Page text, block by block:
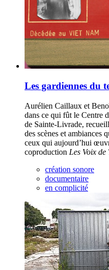
Les gardiennes du
Aurélien Caillaux et
dans ce qui fût le Centre
de Sainte-Livrade,
des scènes et ambiances
ceux qui aujourd’hui
coproduction Les Voix de
création sonore
documentaire
en complicité